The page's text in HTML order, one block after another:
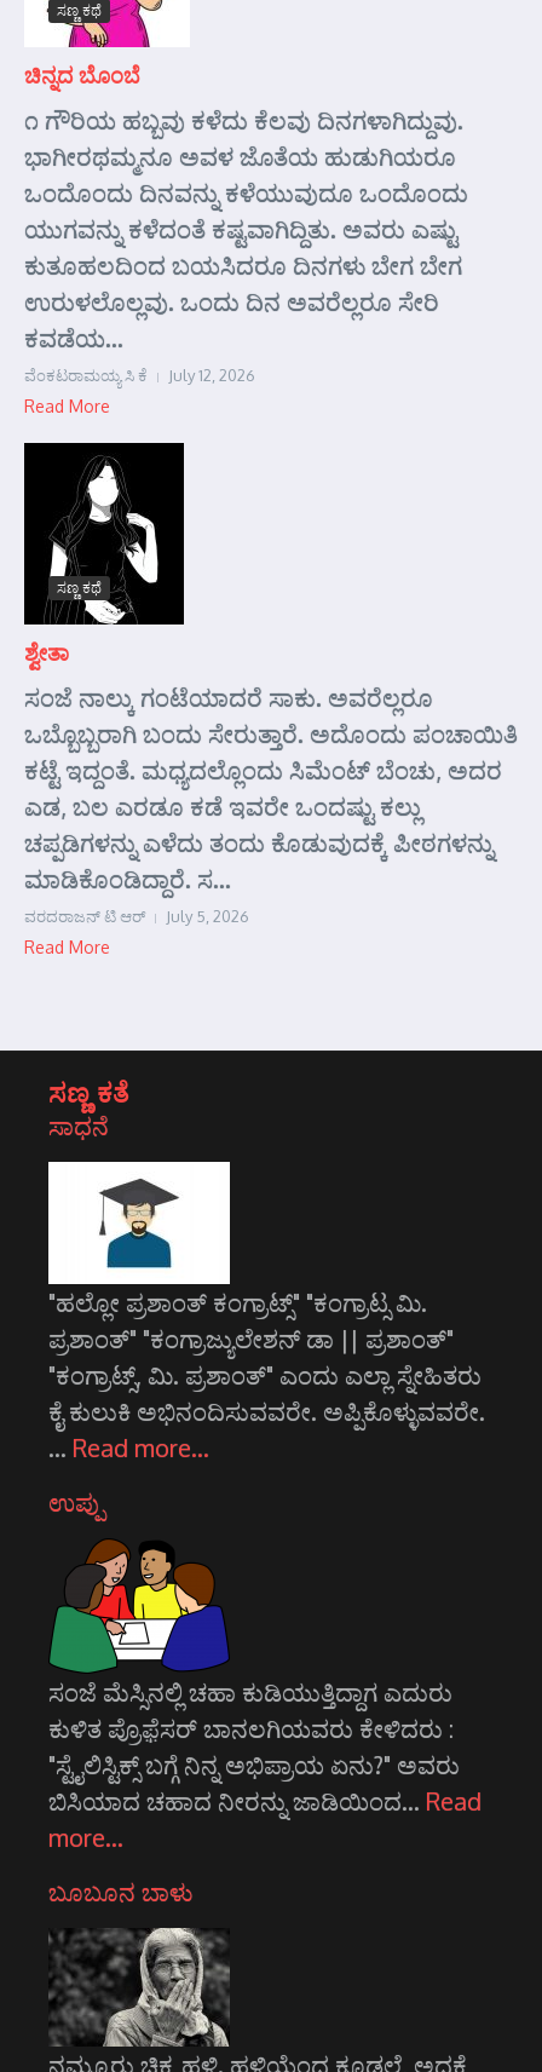
ಸಣ್ಣ ಕಥೆ
ಚಿನ್ನದ ಬೊಂಬೆ
೧ ಗೌರಿಯ ಹಬ್ಬವು ಕಳೆದು ಕೆಲವು ದಿನಗಳಾಗಿದ್ದುವು.
ಭಾಗೀರಥಮ್ಮನೂ ಅವಳ ಜೊತೆಯ ಹುಡುಗಿಯರೂ
ಒಂದೊಂದು ದಿನವನ್ನು ಕಳೆಯುವುದೂ ಒಂದೊಂದು
ಯುಗವನ್ನು ಕಳೆದಂತೆ ಕಷ್ಟವಾಗಿದ್ದಿತು. ಅವರು ಎಷ್ಟು
ಕುತೂಹಲದಿಂದ ಬಯಸಿದರೂ ದಿನಗಳು ಬೇಗ ಬೇಗ
ಉರುಳಲೊಲ್ಲವು. ಒಂದು ದಿನ ಅವರೆಲ್ಲರೂ ಸೇರಿ
ಕವಡೆಯ...
ವೆಂಕಟರಾಮಯ್ಯ ಸಿ ಕೆ July 12, 2026
Read More
ಸಣ್ಣ ಕಥೆ
ಶ್ವೇತಾ
ಸಂಜೆ ನಾಲ್ಕು ಗಂಟೆಯಾದರೆ ಸಾಕು. ಅವರೆಲ್ಲರೂ
ಒಬ್ಬೊಬ್ಬರಾಗಿ ಬಂದು ಸೇರುತ್ತಾರೆ. ಅದೊಂದು ಪಂಚಾಯಿತಿ
ಕಟ್ಟೆ ಇದ್ದಂತೆ. ಮಧ್ಯದಲ್ಲೊಂದು ಸಿಮೆಂಟ್ ಬೆಂಚು, ಅದರ
ಎಡ, ಬಲ ಎರಡೂ ಕಡೆ ಇವರೇ ಒಂದಷ್ಟು ಕಲ್ಲು
ಚಪ್ಪಡಿಗಳನ್ನು ಎಳೆದು ತಂದು ಕೊಡುವುದಕ್ಕೆ ಪೀಠಗಳನ್ನು
ಮಾಡಿಕೊಂಡಿದ್ದಾರೆ. ಸ...
ವರದರಾಜನ್ ಟಿ ಆರ್ July 5, 2026
Read More
ಸಣ್ಣ ಕತೆ
ಸಾಧನೆ
"ಹಲ್ಲೋ ಪ್ರಶಾಂತ್ ಕಂಗ್ರಾಟ್ಸ್" "ಕಂಗ್ರಾಟ್ಸ ಮಿ.
ಪ್ರಶಾಂತ್" "ಕಂಗ್ರಾಜ್ಯುಲೇಶನ್ ಡಾ || ಪ್ರಶಾಂತ್"
"ಕಂಗ್ರಾಟ್ಸ್, ಮಿ. ಪ್ರಶಾಂತ್" ಎಂದು ಎಲ್ಲಾ ಸ್ನೇಹಿತರು
ಕೈ ಕುಲುಕಿ ಅಭಿನಂದಿಸುವವರೇ. ಅಪ್ಪಿಕೊಳ್ಳುವವರೇ.
… Read more…
ಉಪ್ಪು
ಸಂಜೆ ಮೆಸ್ಸಿನಲ್ಲಿ ಚಹಾ ಕುಡಿಯುತ್ತಿದ್ದಾಗ ಎದುರು
ಕುಳಿತ ಪ್ರೊಫ಼ೆಸರ್ ಬಾನಲಗಿಯವರು ಕೇಳಿದರು :
"ಸ್ಟೈಲಿಸ್ಟಿಕ್ಸ್ ಬಗ್ಗೆ ನಿನ್ನ ಅಭಿಪ್ರಾಯ ಏನು?" ಅವರು
ಬಿಸಿಯಾದ ಚಹಾದ ನೀರನ್ನು ಜಾಡಿಯಿಂದ… Read
more…
ಬೂಬೂನ ಬಾಳು
ನಮ್ಮೂರು ಚಿಕ್ಕ ಹಳ್ಳಿ. ಹಳ್ಳಿಯೆಂದ ಕೂಡಲೆ, ಅದಕ್ಕೆ